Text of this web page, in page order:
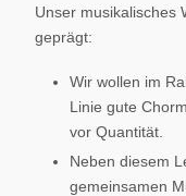
Unser musikalisches
geprägt:
Wir wollen im
Linie gute
vor Quantität.
Neben diesem
gemeinsamen